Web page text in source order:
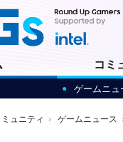
コミ
ゲームニュ
ミュニティ › ゲームニュース